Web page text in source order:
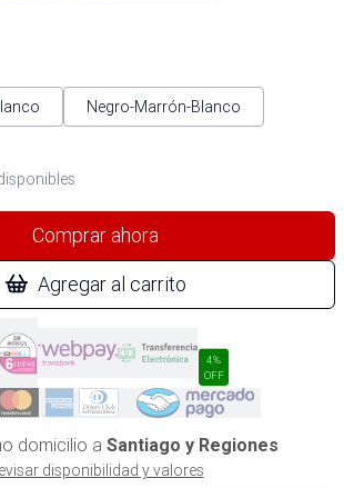
Negro-Marrón-Blanco
Comprar ahora
Agregar al carrito
4%
OFF
domicilio a Santiago y Regiones
disponibilidad y valores